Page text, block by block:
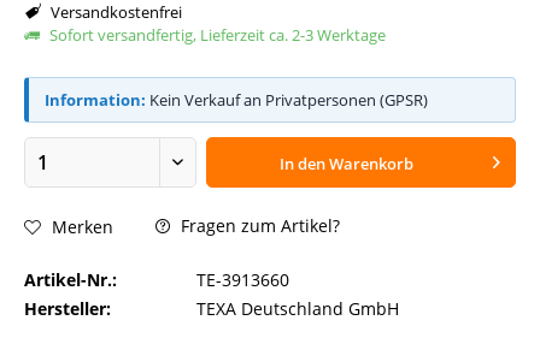
Versandkostenfrei
Sofort versandfertig, Lieferzeit ca. 2-3 Werktage
Information: Kein Verkauf an Privatpersonen (GPSR)
In denWarenkorb
Merken Fragen zum Artikel?
Artikel-Nr.:
TE-3913660
Hersteller:
TEXA Deutschland GmbH